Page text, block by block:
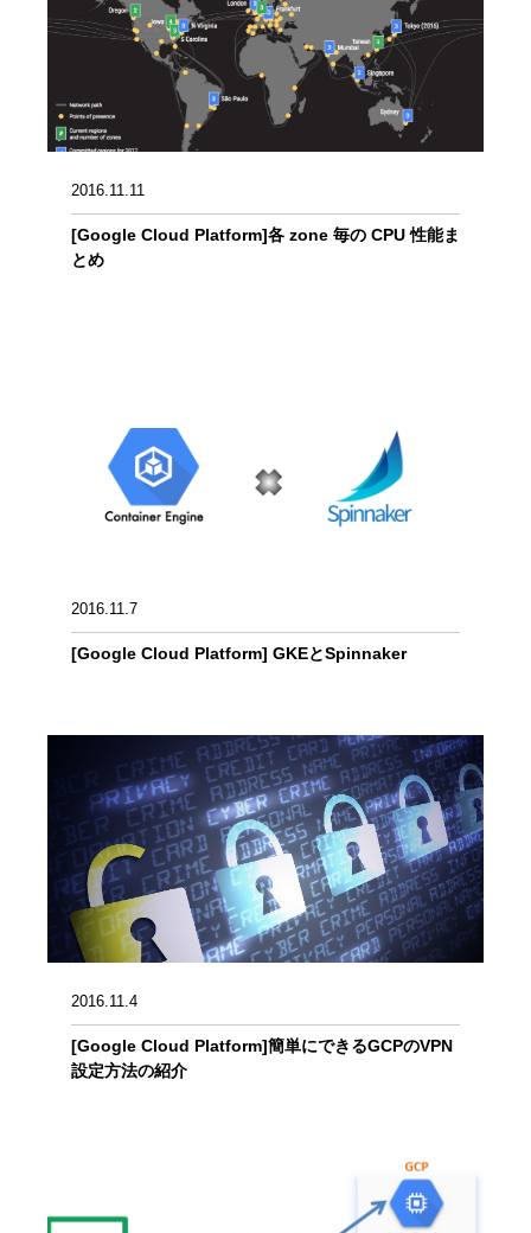
2016.11.11
[Google Cloud Platform]各 zone 毎の CPU 性能ま
とめ
2016.11.7
[Google Cloud Platform] GKEとSpinnaker
2016.11.4
[Google Cloud Platform]簡単にできるGCPのVPN
設定方法の紹介